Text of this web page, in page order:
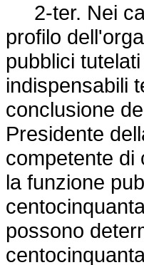
2-ter. Nei
profilo
pubblici
indispensabili
conclusione
Presidente
competente di
la funzione
possono